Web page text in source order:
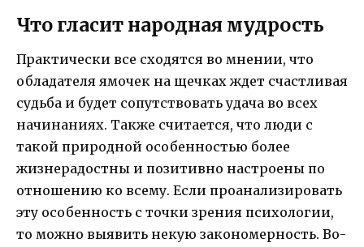
Что гласит народная мудрость
Практически все сходятся во мнении, что
обладателя ямочек на щечках ждет счастливая
судьба и будет сопутствовать удача во всех
начинаниях. Также считается, что люди с
такой природной особенностью более
жизнерадостны и позитивно настроены по
отношению ко всему. Если проанализировать
эту особенность с точки зрения психологии,
то можно выявить некую закономерность. Во-